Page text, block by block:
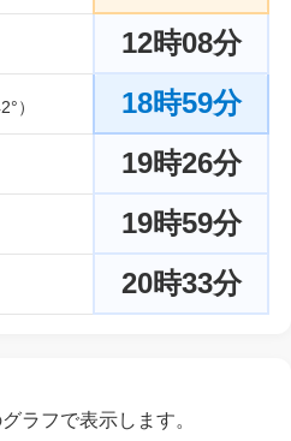
12時08分
） 18時59分
19時26分
19時59分
20時33分
ラフで表示します。